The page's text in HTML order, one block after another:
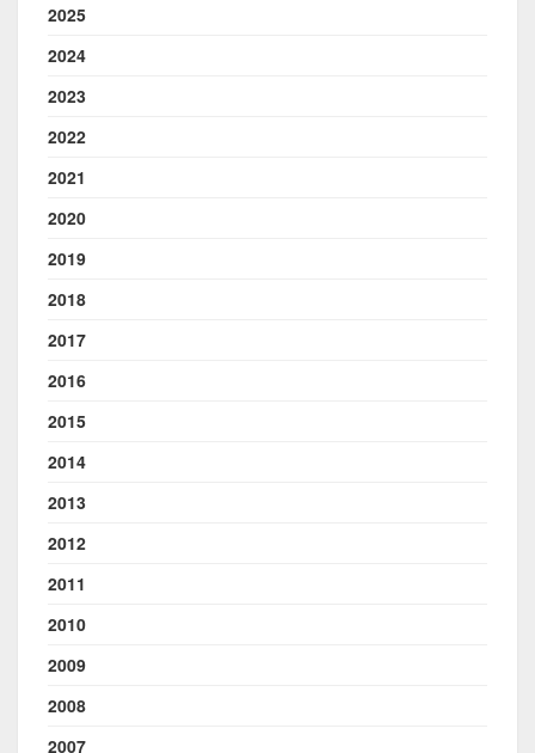
2025
2024
2023
2022
2021
2020
2019
2018
2017
2016
2015
2014
2013
2012
2011
2010
2009
2008
2007